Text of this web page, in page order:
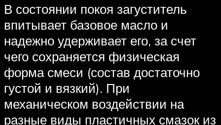
В состоянии покоя загуститель
впитывает базовое масло и
надежно удерживает его, за счет
чего сохраняется физическая
форма смеси (состав достаточно
густой и вязкий). При
механическом воздействии на
разные виды пластичных смазок из